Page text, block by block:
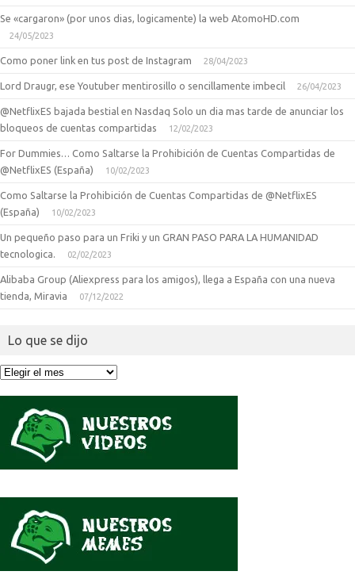
Se «cargaron» (por unos dias, logicamente) la web AtomoHD.com
24/05/2023
Como poner link en tus post de Instagram 28/04/2023
Lord Draugr, ese Youtuber mentirosillo o sencillamente imbecil 26/04/2023
@NetflixES bajada bestial en Nasdaq Solo un dia mas tarde de anunciar los
bloqueos de cuentas compartidas
12/02/2023
For Dummies… Como Saltarse la Prohibición de Cuentas Compartidas de
@NetflixES (España)
10/02/2023
Como Saltarse la Prohibición de Cuentas Compartidas de @NetflixES
(España)
10/02/2023
Un pequeño paso para un Friki y un GRAN PASO PARA LA HUMANIDAD
tecnologica.
02/02/2023
Alibaba Group (Aliexpress para los amigos), llega a España con una nueva
tienda, Miravia
07/12/2022
Lo que se dijo
Lo